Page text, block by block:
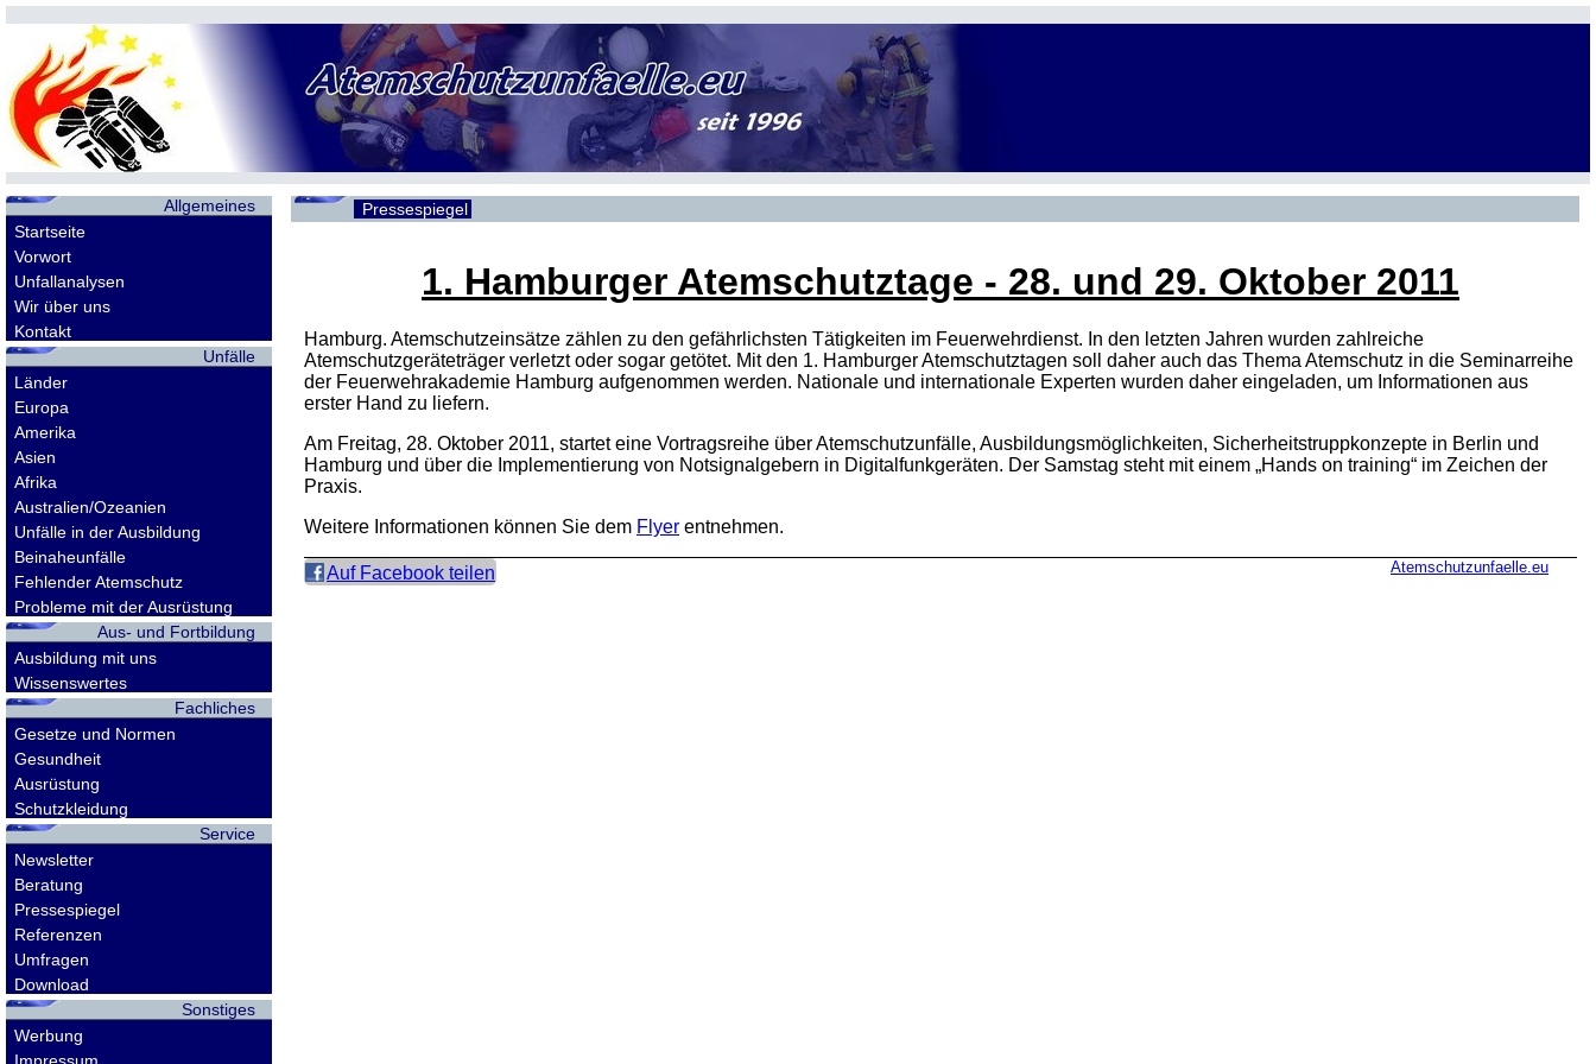
Allgemeines
Startseite
Vorwort
Unfallanalysen
Wir über uns
Kontakt
Unfälle
Länder
Europa
Amerika
Asien
Afrika
Australien/Ozeanien
Unfälle in der Ausbildung
Beinaheunfälle
Fehlender Atemschutz
Probleme mit der Ausrüstung
Aus- und Fortbildung
Ausbildung mit uns
Wissenswertes
Fachliches
Gesetze und Normen
Gesundheit
Ausrüstung
Schutzkleidung
Service
Newsletter
Beratung
Pressespiegel
Referenzen
Umfragen
Download
Sonstiges
Werbung
Pressespiegel
1. Hamburger Atemschutztage - 28. und 29. Oktober 2011
Hamburg. Atemschutzeinsätze zählen zu den gefährlichsten Tätigkeiten im Feuerwehrdienst. In den letzten Jahren wurden zahlreiche
Atemschutzgeräteträger verletzt oder sogar getötet. Mit den 1. Hamburger Atemschutztagen soll daher auch das Thema Atemschutz in die Seminarreihe
der Feuerwehrakademie Hamburg aufgenommen werden. Nationale und internationale Experten wurden daher eingeladen, um Informationen aus
erster Hand zu liefern.
Am Freitag, 28. Oktober 2011, startet eine Vortragsreihe über Atemschutzunfälle, Ausbildungsmöglichkeiten, Sicherheitstruppkonzepte in Berlin und
Hamburg und über die Implementierung von Notsignalgebern in Digitalfunkgeräten. Der Samstag steht mit einem „Hands on training“ im Zeichen der
Praxis.
Weitere Informationen können Sie dem Flyer entnehmen.
Auf Facebook teilen Atemschutzunfaelle.eu